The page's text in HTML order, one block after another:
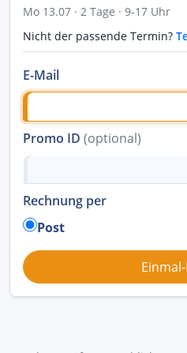
Mo 13.07 · 2 Tage · 9-17 Uhr
Nicht der passende Termin?
E-Mail
Promo ID (optional)
Rechnung per
Post